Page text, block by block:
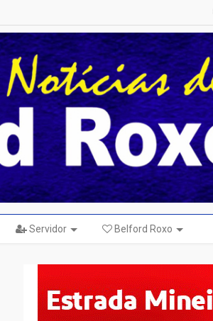
Servidor Belford Roxo